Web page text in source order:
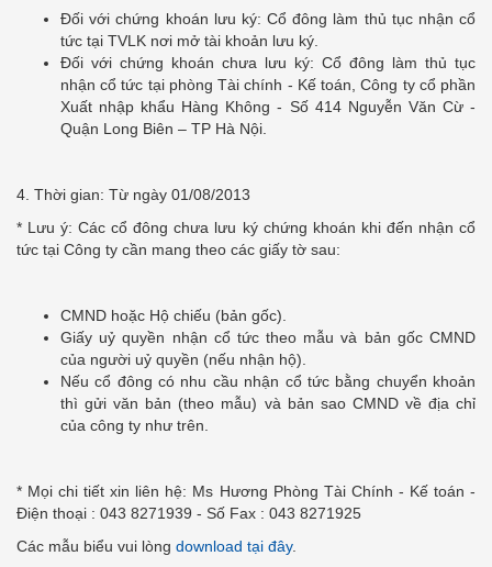
Đối với chứng khoán lưu ký: Cổ đông làm thủ tục nhận cổ
tức tại TVLK nơi mở tài khoản lưu ký.
Đối với chứng khoán chưa lưu ký: Cổ đông làm thủ tục
nhận cổ tức tại phòng Tài chính - Kế toán, Công ty cổ phần
Xuất nhập khẩu Hàng Không - Số 414 Nguyễn Văn Cừ -
Quận Long Biên – TP Hà Nội.
4. Thời gian: Từ ngày 01/08/2013
* Lưu ý: Các cổ đông chưa lưu ký chứng khoán khi đến nhận cổ
tức tại Công ty cần mang theo các giấy tờ sau:
CMND hoặc Hộ chiếu (bản gốc).
Giấy uỷ quyền nhận cổ tức theo mẫu và bản gốc CMND
của người uỷ quyền (nếu nhận hộ).
Nếu cổ đông có nhu cầu nhận cổ tức bằng chuyển khoản
thì gửi văn bản (theo mẫu) và bản sao CMND về địa chỉ
của công ty như trên.
* Mọi chi tiết xin liên hệ: Ms Hương Phòng Tài Chính - Kế toán -
Điện thoại : 043 8271939 - Số Fax : 043 8271925
Các mẫu biểu vui lòng download tại đây.